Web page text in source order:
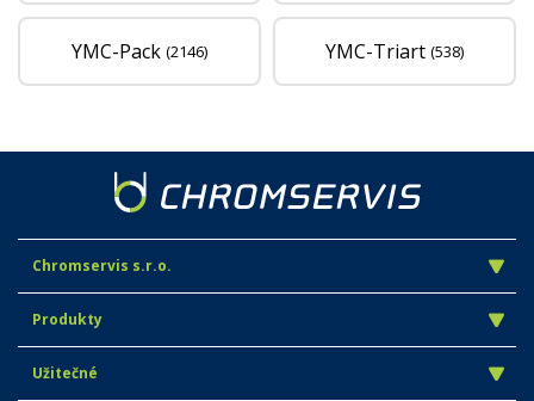
YMC-Pack (2146) YMC-Triart (538)
Chromservis s.r.o.
Produkty
Užitečné